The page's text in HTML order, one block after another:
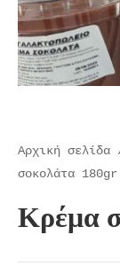
Αρχική σελίδα
σοκολάτα 180gr
Κρέμα